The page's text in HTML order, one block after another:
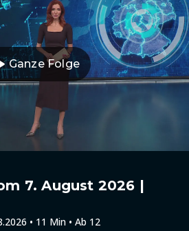
Ganze Folge
7. August 2026 |
• 11 Min • Ab 12